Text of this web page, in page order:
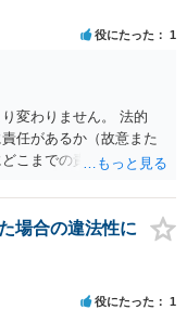
ば、その権利元から許
いです。
役にたった 1
変わりません。 法的
任があるか（故意また
こまでの責任を負うべ
程で主観面も見るする
外での損害の発生の場合
ので、どの国の損害で
か、の判断が先行する
ところです。
場合の違法性に
役にたった 1